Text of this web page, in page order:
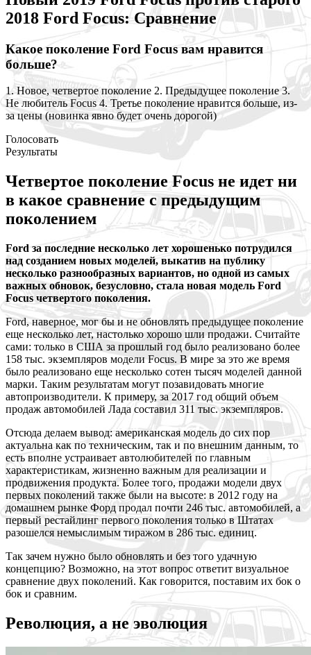
2018 Ford Focus: Сравнение
Какое поколение Ford Focus вам нравится
больше?
1. Новое, четвертое поколение 2. Предыдущее поколение 3.
Не любитель Focus 4. Третье поколение нравится больше, из-
за цены (новинка явно будет очень дорогой)
Голосовать
Результаты
Четвертое поколение Focus не идет ни
в какое сравнение с предыдущим
поколением
Ford за последние несколько лет хорошенько потрудился
над созданием новых моделей, выкатив на публику
несколько разнообразных вариантов, но одной из самых
важных обновок, безусловно, стала новая модель Ford
Focus четвертого поколения.
Ford, наверное, мог бы и не обновлять предыдущее поколение
еще несколько лет, настолько хорошо шли продажи. Считайте
сами: только в США за прошлый год было реализовано более
158 тыс. экземпляров модели Focus. В мире за это же время
было реализовано еще несколько сотен тысяч моделей данной
марки. Таким результатам могут позавидовать многие
автопроизводители. К примеру, за 2017 год общий объем
продаж автомобилей Лада составил 311 тыс. экземпляров.
Отсюда делаем вывод: американская модель до сих пор
актуальна как по техническим, так и по внешним данным, то
есть вполне устраивает автолюбителей по главным
характеристикам, жизненно важным для реализации и
продвижения продукта. Более того, продажи модели двух
первых поколений также были на высоте: в 2012 году на
домашнем рынке Форд продал почти 246 тыс. автомобилей, а
первый рестайлинг первого поколения только в Штатах
разошелся немыслимым тиражом в 286 тыс. единиц.
Так зачем нужно было обновлять и без того удачную
концепцию? Возможно, на этот вопрос ответит визуальное
сравнение двух поколений. Как говорится, поставим их бок о
бок и сравним.
Революция, а не эволюция